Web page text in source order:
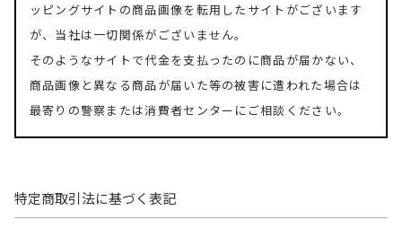
ッピングサイトの商品画像を転用したサイトがございます
が、当社は一切関係がございません。
そのようなサイトで代金を支払ったのに商品が届かない、
商品画像と異なる商品が届いた等の被害に遭われた場合は
最寄りの警察または消費者センターにご相談ください。
特定商取引法に基づく表記